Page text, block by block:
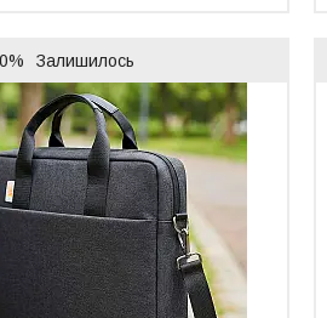
Залишилось